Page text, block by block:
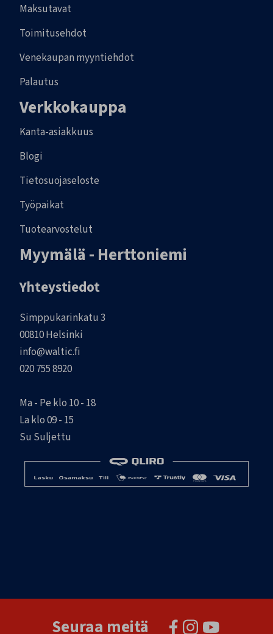
Maksutavat
Toimitusehdot
Venekaupan myyntiehdot
Palautus
Verkkokauppa
Kanta-asiakkuus
Blogi
Tietosuojaseloste
Työpaikat
Tuotearvostelut
Myymälä - Herttoniemi
Yhteystiedot
Simppukarinkatu 3
00810 Helsinki
info@waltic.fi
020 755 8920
Ma - Pe klo 10 - 18
La klo 09 - 15
Su Suljettu
Seuraa meitä